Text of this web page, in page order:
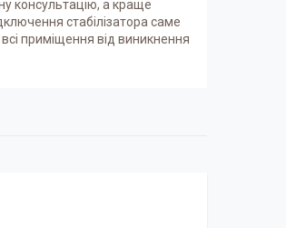
консультацію, а краще
стабілізатора саме
приміщення від виникнення